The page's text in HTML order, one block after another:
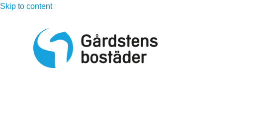
Skip to content